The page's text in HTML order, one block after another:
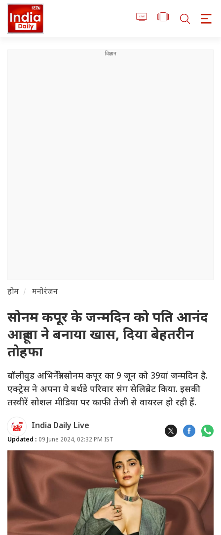
होम मनोरंजन
सोनम कपूर के जन्मदिन को पति आनंद
आहूजा ने बनाया खास, दिया बेहतरीन
तोहफा
बॉलीवुड अभिनेत्री सोनम कपूर का 9 जून को 39वां जन्मदिन है.
एक्ट्रेस ने अपना ये बर्थडे परिवार संग सेलिब्रेट किया. इसकी
तस्वीरें सोशल मीडिया पर काफी तेजी से वायरल हो रही हैं.
India Daily Live
Updated : 09 June 2024, 02:32 PM IST